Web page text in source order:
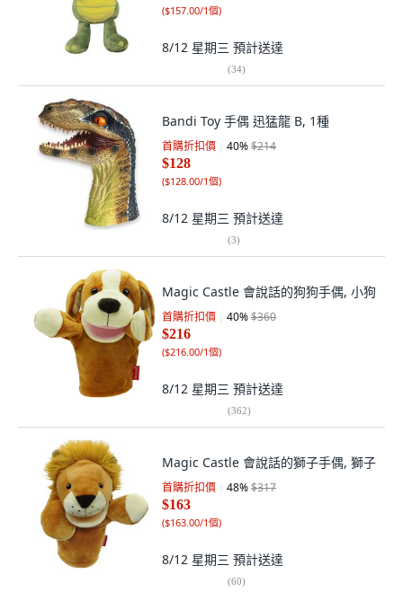
($157.00/1個)
8/12 星期三 預計送達
(34)
Bandi Toy 手偶 迅猛龍 B, 1種
首購折扣價 40%$214
$128
($128.00/1個)
8/12 星期三 預計送達
(3)
Magic Castle 會說話的狗狗手偶, 小狗
首購折扣價 40%$360
$216
($216.00/1個)
8/12 星期三 預計送達
(362)
Magic Castle 會說話的獅子手偶, 獅子
首購折扣價 48%$317
$163
($163.00/1個)
8/12 星期三 預計送達
(60)